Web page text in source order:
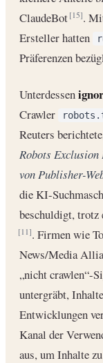
ClaudeBot[15].
Ersteller hatten
Präferenzen
Unterdessen
Crawler
Reuters
Robots
von Publisher-
die KI-
beschuldigt,
[11]. Firmen wie
News/Media
„nicht crawlen“-
untergräbt,
Entwicklungen
Kanal der
aus, um Inhalte